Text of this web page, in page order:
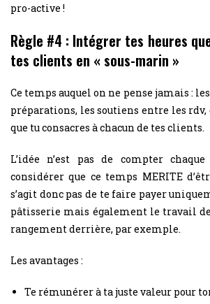
pro-active !
Règle #4 : Intégrer tes heures
tes clients en « sous-marin »
Ce temps auquel on ne pense jamais :
préparations, les soutiens entre les
que tu consacres à chacun de tes clients.
L’idée n’est pas de compter
considérer que ce temps MERITE
s’agit donc pas de te faire payer
pâtisserie mais également le travail
rangement derrière, par exemple.
Les avantages :
Te rémunérer à ta juste valeur pour